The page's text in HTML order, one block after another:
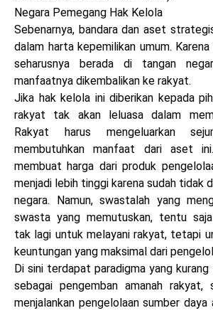
Negara Pemegang Hak Kelola
Sebenarnya, bandara dan aset
dalam harta kepemilikan umum.
seharusnya berada di tangan
manfaatnya dikembalikan ke rakyat.
Jika hak kelola ini diberikan kepada
rakyat tak akan leluasa dalam
Rakyat harus mengeluarkan
membutuhkan manfaat dari aset
membuat harga dari produk
menjadi lebih tinggi karena sudah tidak
negara. Namun, swastalah yang
swasta yang memutuskan, tentu
tak lagi untuk melayani rakyat, tetapi
keuntungan yang maksimal dari
Di sini terdapat paradigma yang
sebagai pengemban amanah rakyat,
menjalankan pengelolaan sumber daya